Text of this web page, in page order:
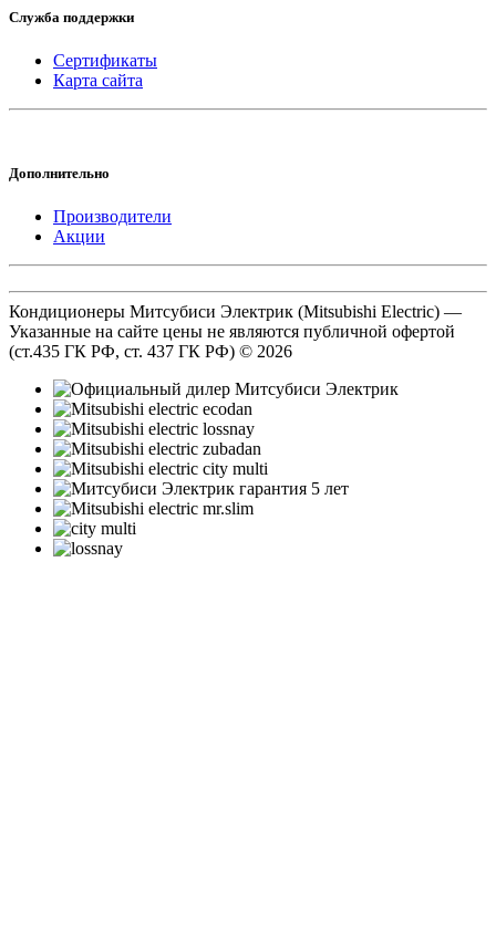
Служба поддержки
Сертификаты
Карта сайта
Дополнительно
Производители
Акции
Кондиционеры Митсубиси Электрик (Mitsubishi Electric) —
Указанные на сайте цены не являются публичной офертой
(ст.435 ГК РФ, cт. 437 ГК РФ) © 2026